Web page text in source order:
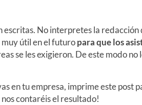
escritas. No interpretes la
útil en el futuropara que los
se les exigieron. De este modo no
en tu empresa, imprime este post
contaréis el resultado!